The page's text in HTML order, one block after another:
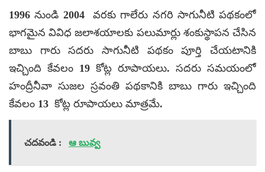
1996 నుండి 2004 వరకు గాలేరు నగరి సాగునీటి పథకంలో
భాగమైన వివిధ జలాశయాలకు పలుమార్లు శంకుస్థాపన చేసిన
బాబు గారు సదరు సాగునీటి పథకం పూర్తి చేయటానికి
ఇచ్చింది కేవలం 19 కోట్ల రూపాయలు. సదరు సమయంలో
హంద్రీనీవా సుజల స్రవంతి పథకానికి బాబు గారు ఇచ్చింది
కేవలం 13 కోట్ల రూపాయలు మాత్రమే.
చదవండి : ఆ బువ్వ